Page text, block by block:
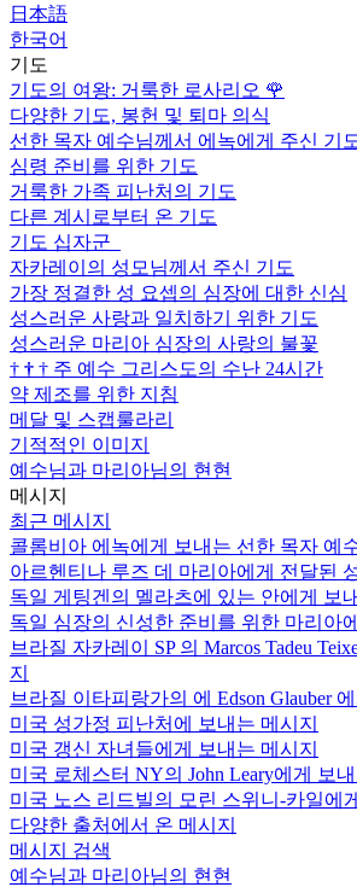
日本語
한국어
기도
기도의 여왕: 거룩한 로사리오 🌹
다양한 기도, 봉헌 및 퇴마 의식
선한 목자 예수님께서 에녹에게 주신 기
심령 준비를 위한 기도
거룩한 가족 피난처의 기도
다른 계시로부터 온 기도
기도 십자군
자카레이의 성모님께서 주신 기도
가장 정결한 성 요셉의 심장에 대한 신심
성스러운 사랑과 일치하기 위한 기도
성스러운 마리아 심장의 사랑의 불꽃
† † † 주 예수 그리스도의 수난 24시간
약 제조를 위한 지침
메달 및 스캡룰라리
기적적인 이미지
예수님과 마리아님의 현현
메시지
최근 메시지
콜롬비아 에녹에게 보내는 선한 목자 예
아르헨티나 루즈 데 마리아에게 전달된
독일 게팅겐의 멜라츠에 있는 안에게 보
독일 심장의 신성한 준비를 위한 마리아
브라질 자카레이 SP 의 Marcos Tadeu
지
브라질 이타피랑가의 에 Edson Glauber
미국 성가정 피난처에 보내는 메시지
미국 갱신 자녀들에게 보내는 메시지
미국 로체스터 NY의 John Leary에게 보내
미국 노스 리드빌의 모린 스위니-카일에
다양한 출처에서 온 메시지
메시지 검색
예수님과 마리아님의 현현